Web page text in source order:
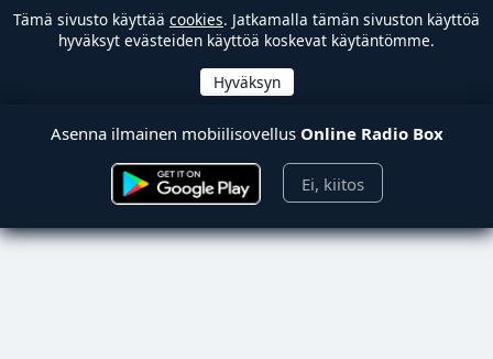
Tämä sivusto käyttää cookies. Jatkamalla tämän sivuston käyttöä
hyväksyt evästeiden käyttöä koskevat käytäntömme.
Asenna ilmainen mobiilisovellus Online Radio Box
Ei, kiitos